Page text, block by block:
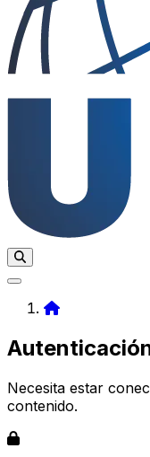
Necesita estar
contenido.